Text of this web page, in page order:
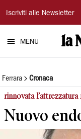
La
Nuova
Ferrara
Iscriviti alle Newsletter
MENU
Ferrara Cronaca
rinnovata l’attrezzatura
Nuovo